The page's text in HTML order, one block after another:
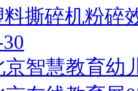
料撕碎机粉碎
京智慧教育幼